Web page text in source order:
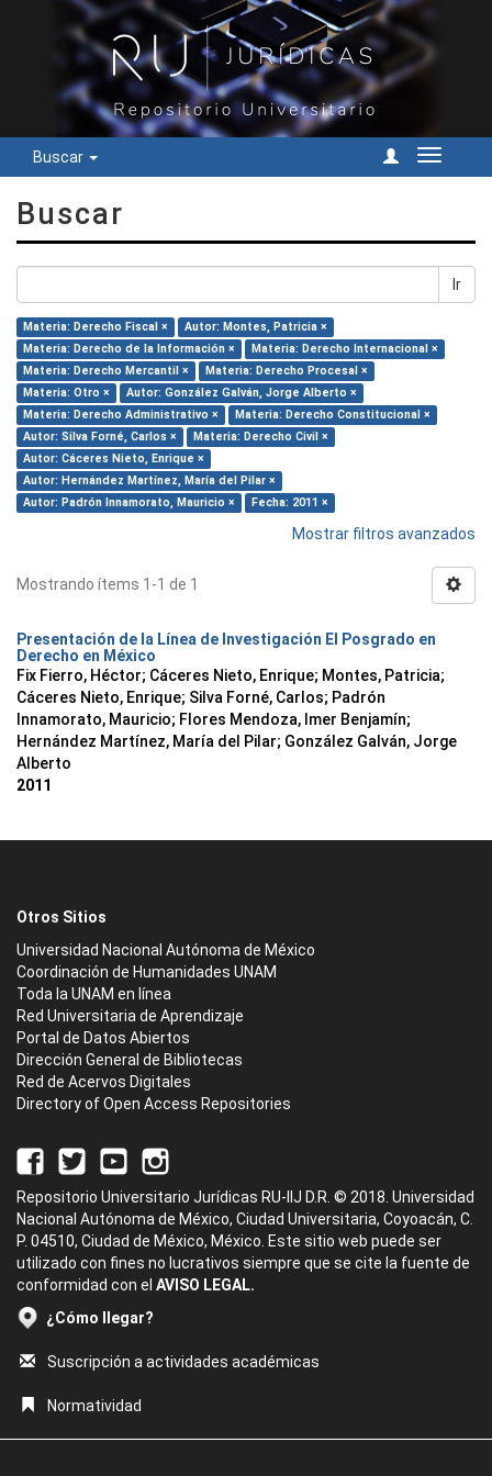
Buscar
Cambiar
Buscar
Ir
Materia: Derecho Fiscal ×
Autor: Montes, Patricia ×
Materia: Derecho de la Información ×
Materia: Derecho Internacional ×
Materia: Derecho Mercantil ×
Materia: Derecho Procesal ×
Materia: Otro ×
Autor: González Galván, Jorge Alberto ×
Materia: Derecho Administrativo ×
Materia: Derecho Constitucional ×
Autor: Silva Forné, Carlos ×
Materia: Derecho Civil ×
Autor: Cáceres Nieto, Enrique ×
Autor: Hernández Martínez, María del Pilar ×
Autor: Padrón Innamorato, Mauricio ×
Fecha: 2011 ×
Mostrar filtros avanzados
Mostrando ítems 1-1 de 1
Presentación de la Línea de Investigación El Posgrado en
Derecho en México
Fix Fierro, Héctor; Cáceres Nieto, Enrique; Montes, Patricia;
Cáceres Nieto, Enrique; Silva Forné, Carlos; Padrón
Innamorato, Mauricio; Flores Mendoza, Imer Benjamín;
Hernández Martínez, María del Pilar; González Galván, Jorge
Alberto
2011
Otros Sitios
Universidad Nacional Autónoma de México
Coordinación de Humanidades UNAM
Toda la UNAM en línea
Red Universitaria de Aprendizaje
Portal de Datos Abiertos
Dirección General de Bibliotecas
Red de Acervos Digitales
Directory of Open Access Repositories
Repositorio Universitario Jurídicas RU-IIJ D.R. © 2018. Universidad
Nacional Autónoma de México, Ciudad Universitaria, Coyoacán, C.
P. 04510, Ciudad de México, México. Este sitio web puede ser
utilizado con fines no lucrativos siempre que se cite la fuente de
conformidad con el AVISO LEGAL.
¿Cómo llegar?
Suscripción a actividades académicas
Normatividad